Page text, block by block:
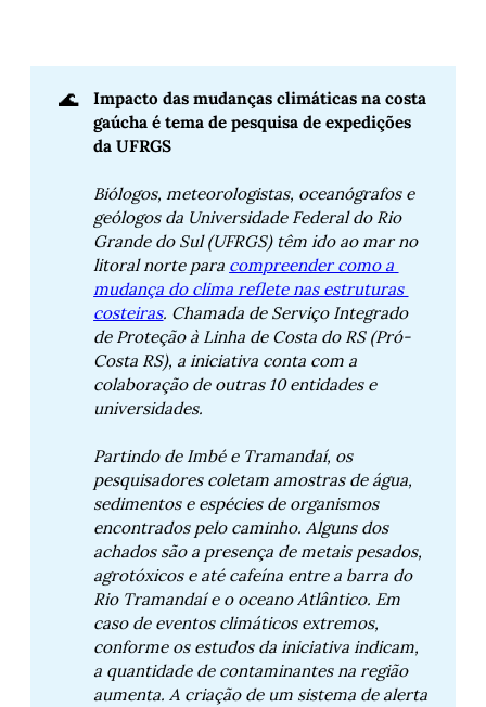
🌊
Impacto das mudanças climáticas na costa
gaúcha é tema de pesquisa de expedições
da UFRGS
Biólogos, meteorologistas, oceanógrafos e
geólogos da Universidade Federal do Rio
Grande do Sul (UFRGS) têm ido ao mar no
litoral norte para compreender como a
mudança do clima reflete nas estruturas
costeiras. Chamada de Serviço Integrado
de Proteção à Linha de Costa do RS (Pró-
Costa RS), a iniciativa conta com a
colaboração de outras 10 entidades e
universidades.
Partindo de Imbé e Tramandaí, os
pesquisadores coletam amostras de água,
sedimentos e espécies de organismos
encontrados pelo caminho. Alguns dos
achados são a presença de metais pesados,
agrotóxicos e até cafeína entre a barra do
Rio Tramandaí e o oceano Atlântico. Em
caso de eventos climáticos extremos,
conforme os estudos da iniciativa indicam,
a quantidade de contaminantes na região
aumenta. A criação de um sistema de alerta